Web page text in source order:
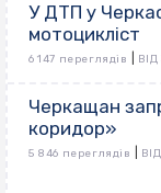
У ДТП у
мотоцикліст
6 147 переглядів
Черкащан
коридор»
5 846 переглядів